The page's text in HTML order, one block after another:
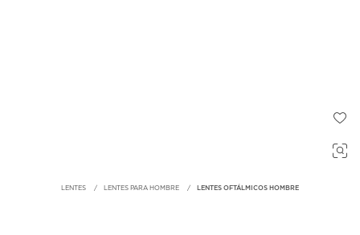
LENTES LENTES PARA HOMBRE LENTES OFTÁLMICOS HOMBRE